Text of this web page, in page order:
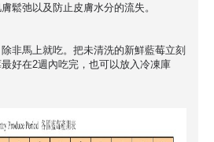
鬆弛以及防止皮膚水分的流失。
非馬上就吃。把未清洗的新鮮藍莓立刻
好在2週內吃完，也可以放入冷凍庫